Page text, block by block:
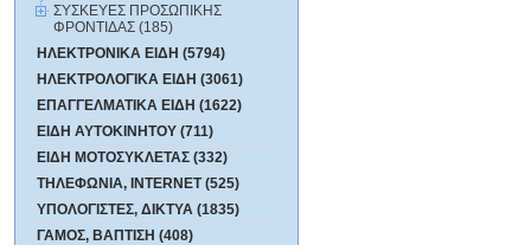
ΣΥΣΚΕΥΕΣ ΠΡΟΣΩΠΙΚΗΣ
ΦΡΟΝΤΙΔΑΣ (185)
ΗΛΕΚΤΡΟΝΙΚΑ ΕΙΔΗ (5794)
ΗΛΕΚΤΡΟΛΟΓΙΚΑ ΕΙΔΗ (3061)
ΕΠΑΓΓΕΛΜΑΤΙΚΑ ΕΙΔΗ (1622)
ΕΙΔΗ ΑΥΤΟΚΙΝΗΤΟΥ (711)
ΕΙΔΗ ΜΟΤΟΣΥΚΛΕΤΑΣ (332)
ΤΗΛΕΦΩΝΙΑ, INTERNET (525)
ΥΠΟΛΟΓΙΣΤΕΣ, ΔΙΚΤΥΑ (1835)
ΓΑΜΟΣ, ΒΑΠΤΙΣΗ (408)